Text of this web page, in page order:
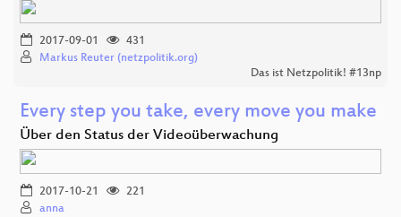
2017-09-01
431
Markus Reuter (netzpolitik.org)
Das ist Netzpolitik! #13np
Every step you take, every move you make
Über den Status der Videoüberwachung
2017-10-21
221
anna